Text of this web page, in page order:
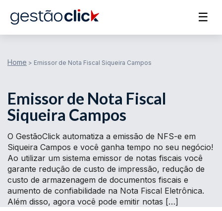
☰
Home > Emissor de Nota Fiscal Siqueira Campos
Emissor de Nota Fiscal
Siqueira Campos
O GestãoClick automatiza a emissão de NFS-e em
Siqueira Campos e você ganha tempo no seu negócio!
Ao utilizar um sistema emissor de notas fiscais você
garante redução de custo de impressão, redução de
custo de armazenagem de documentos fiscais e
aumento de confiabilidade na Nota Fiscal Eletrônica.
Além disso, agora você pode emitir notas […]